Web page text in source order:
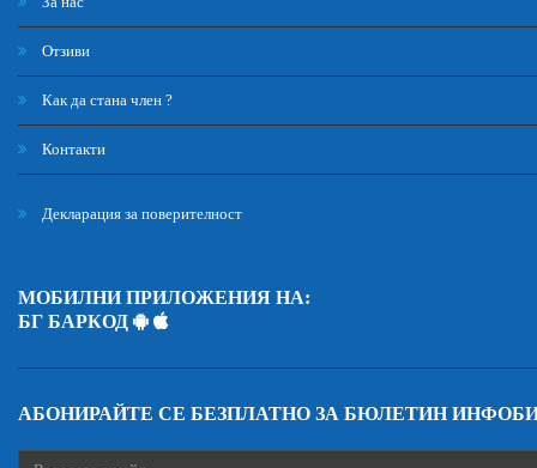
Отзиви
Как да стана член ?
Контакти
Декларация за поверителност
МОБИЛНИ ПРИЛОЖЕНИЯ НА:
БГ БАРКОД
АБОНИРАЙТЕ СЕ БЕЗПЛАТНО ЗА БЮЛЕТИН